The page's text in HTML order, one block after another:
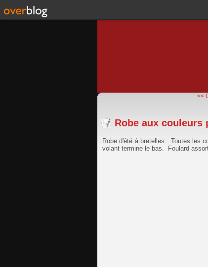
<<
Robe aux couleurs
Robe d'été à bretelles. Toutes les
volant termine le bas. Foulard